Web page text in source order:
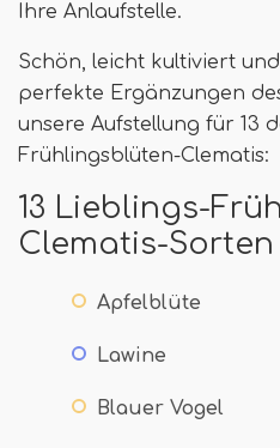
Ihre Anlaufstelle.
Schön, leicht kultiviert
perfekte Ergänzungen
unsere Aufstellung für 13
Frühlingsblüten-Clematis:
13 Lieblings-
Clematis-Sorten
Apfelblüte
Lawine
Blauer Vogel